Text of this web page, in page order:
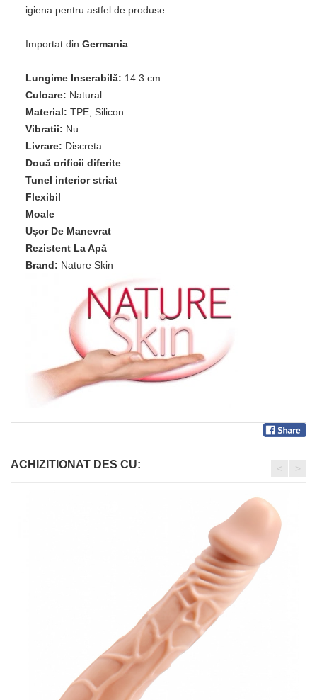
igiena pentru astfel de produse.
Importat din Germania
Lungime Inserabilă: 14.3 cm
Culoare: Natural
Material: TPE, Silicon
Vibratii: Nu
Livrare: Discreta
Două orificii diferite
Tunel interior striat
Flexibil
Moale
Ușor De Manevrat
Rezistent La Apă
Brand: Nature Skin
ACHIZITIONAT DES CU: < >